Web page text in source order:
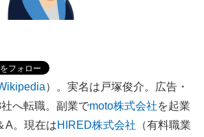
）。実名は戸塚俊介。広告・
へ転職。副業でmoto株式会社を起業
A。現在はHIRED株式会社 （有料職業